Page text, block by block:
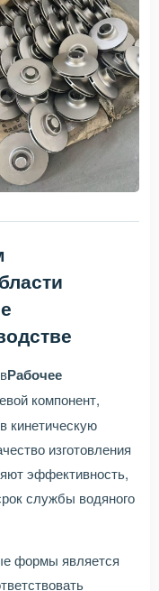
Рабочее
компонент,
кинетическую
изготовления
эффективность,
службы водяного
формы является